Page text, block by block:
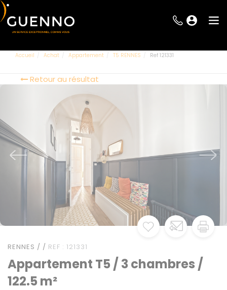
Accueil Achat Appartement T5 RENNES Ref 121331
Retour au résultat
RENNES / / REF : 121331
Appartement T5 / 3 chambres /
122.5 m²